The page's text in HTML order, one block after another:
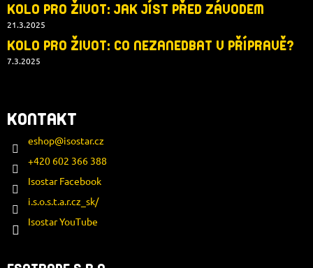
KOLO PRO ŽIVOT: JAK JÍST PŘED ZÁVODEM
21.3.2025
KOLO PRO ŽIVOT: CO NEZANEDBAT V PŘÍPRAVĚ?
7.3.2025
KONTAKT
eshop@isostar.cz
+420 602 366 388
Isostar Facebook
i.s.o.s.t.a.r.cz_sk/
Isostar YouTube